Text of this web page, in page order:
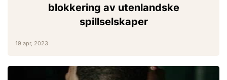
blokkering av utenlandske
spillselskaper
19 apr, 2023